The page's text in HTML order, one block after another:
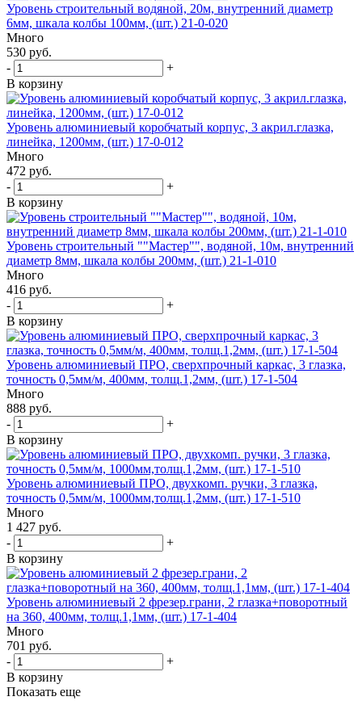
Уровень строительный водяной, 20м, внутренний диаметр
6мм, шкала колбы 100мм, (шт.) 21-0-020
Много
530 руб.
-
+
В корзину
Уровень алюминиевый коробчатый корпус, 3 акрил.глазка,
линейка, 1200мм, (шт.) 17-0-012
Много
472 руб.
-
+
В корзину
Уровень строительный ""Мастер"", водяной, 10м, внутренний
диаметр 8мм, шкала колбы 200мм, (шт.) 21-1-010
Много
416 руб.
-
+
В корзину
Уровень алюминиевый ПРО, сверхпрочный каркас, 3 глазка,
точность 0,5мм/м, 400мм, толщ.1,2мм, (шт.) 17-1-504
Много
888 руб.
-
+
В корзину
Уровень алюминиевый ПРО, двухкомп. ручки, 3 глазка,
точность 0,5мм/м, 1000мм,толщ.1,2мм, (шт.) 17-1-510
Много
1 427 руб.
-
+
В корзину
Уровень алюминиевый 2 фрезер.грани, 2 глазка+поворотный
на 360, 400мм, толщ.1,1мм, (шт.) 17-1-404
Много
701 руб.
-
+
В корзину
Показать еще